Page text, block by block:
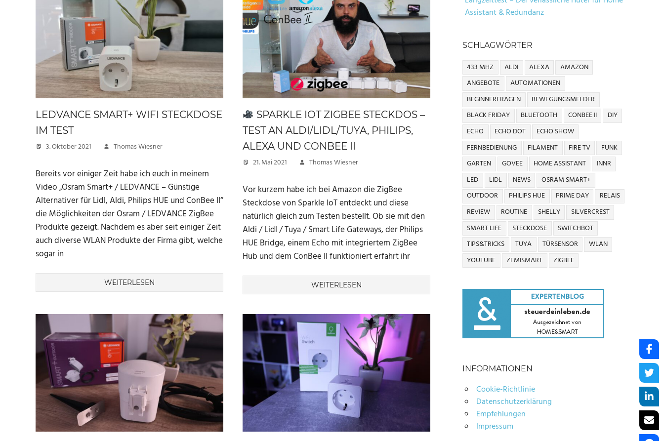
LEDVANCE SMART+ WIFI STECKDOSE
IM TEST
3. Oktober 2021 Thomas Wiesner
Bereits vor einiger Zeit habe ich euch in meinem
Video „Osram Smart+ / LEDVANCE – Günstige
Alternativer für Lidl, Aldi, Philips HUE und ConBee II“
die Möglichkeiten der Osram / LEDVANCE ZigBee
Produkte gezeigt. Nachdem es aber seit einiger Zeit
auch diverse WLAN Produkte der Firma gibt, welche
sogar in
WEITERLESEN
SPARKLE IOT ZIGBEE STECKDOS –
TEST AN ALDI/LIDL/TUYA, PHILIPS,
ALEXA UND CONBEE II
21. Mai 2021 Thomas Wiesner
Vor kurzem habe ich bei Amazon die ZigBee
Steckdose von Sparkle IoT entdeckt und diese
natürlich gleich zum Testen bestellt. Ob sie mit den
Aldi / Lidl / Tuya / Smart Life Gateways, der Philips
HUE Bridge, einem Echo mit integriertem ZigBee
Hub und dem ConBee II funktioniert erfahrt ihr
WEITERLESEN
Assistant & Redundanz
SCHLAGWÖRTER
433 MHZ ALDI ALEXA
AMAZON
ANGEBOTE
AUTOMATIONEN
BEGINNERFRAGEN
BEWEGUNGSMELDER
BLACK FRIDAY
BLUETOOTH CONBEE II
DIY
ECHO
ECHO DOT
ECHO SHOW
FERNBEDIENUNG
FILAMENT FIRE TV
FUNK
GARTEN
GOVEE HOME ASSISTANT
INNR
LED
LIDL NEWS
OSRAM SMART+
OUTDOOR
PHILIPS HUE PRIME DAY
RELAIS
REVIEW
ROUTINE SHELLY
SILVERCREST
SMART LIFE
STECKDOSE
SWITCHBOT
TIPS&TRICKS
TUYA TÜRSENSOR
WLAN
YOUTUBE
ZEMISMART ZIGBEE
INFORMATIONEN
Cookie-Richtlinie
Datenschutzerklärung
Empfehlungen
Impressum